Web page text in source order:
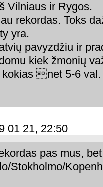
Vilniaus ir Rygos.
rekordas. Toks
yra.
pavyzdžiu ir
kiek žmonių
kokias net 5-6
01 21, 22:50
pas mus,
Stokholmo/